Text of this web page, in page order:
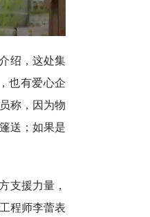
绍，这处集
也有爱心企
称，因为物
送；如果是
支援力量，
程师李蕾表